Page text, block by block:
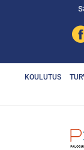
KOULUTUS